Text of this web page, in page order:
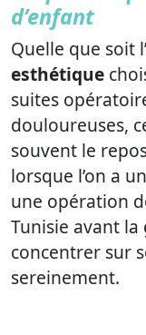
d’enfant
Quelle que soit l’
esthétique
suites
douloureuses,
souvent le
lorsque l’on a
une opération
Tunisie avant la
concentrer sur
sereinement.